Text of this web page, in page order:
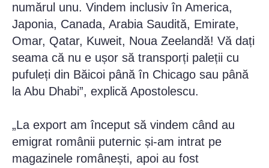
numărul unu. Vindem inclusiv în America,
Japonia, Canada, Arabia Saudită, Emirate,
Omar, Qatar, Kuweit, Noua Zeelandă! Vă dați
seama că nu e ușor să transporți paleții cu
pufuleți din Băicoi până în Chicago sau până
la Abu Dhabi”, explică Apostolescu.
„La export am început să vindem când au
emigrat românii puternic și-am intrat pe
magazinele românești, apoi au fost